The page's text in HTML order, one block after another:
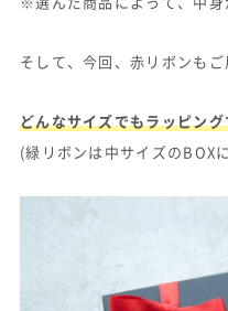
そして、今回、赤リボンもご
どんなサイズでもラッピング
(緑リボンは中サイズのBOX